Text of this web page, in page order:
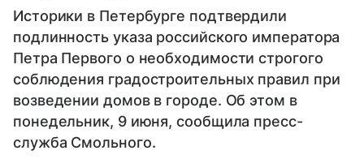
Историки в Петербурге подтвердили
подлинность указа российского императора
Петра Первого о необходимости строгого
соблюдения градостроительных правил при
возведении домов в городе. Об этом в
понедельник, 9 июня, сообщила пресс-
служба Смольного.